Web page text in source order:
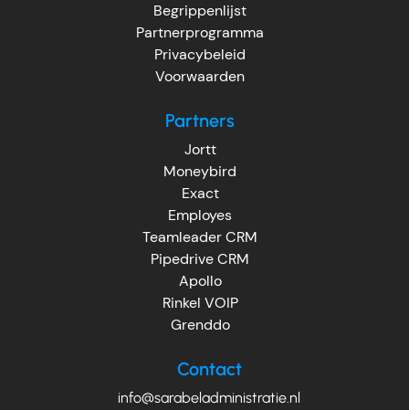
Begrippenlijst
Partnerprogramma
Privacybeleid
Voorwaarden
Partners
Jortt
Moneybird
Exact
Employes
Teamleader CRM
Pipedrive CRM
Apollo
Rinkel VOIP
Grenddo
Contact
info@sarabeladministratie.nl